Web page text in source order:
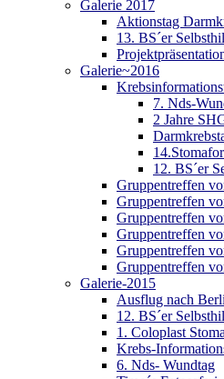
Galerie 2017
Aktionstag
13. BS´er
Galerie~2016
7. Nds-
2 Jahre
12. BS´er
Gruppentreffen
Gruppentreffen
Gruppentreffen
Gruppentreffen
Gruppentreffen
Gruppentreffen
Galerie-2015
Ausflug nach
12. BS´er
1. Coloplast
Krebs-
6. Nds- Wundtag